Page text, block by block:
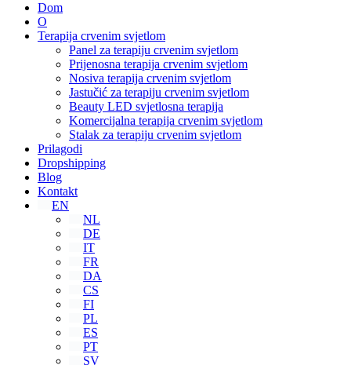
Dom
O
Terapija crvenim svjetlom
Panel za terapiju crvenim svjetlom
Prijenosna terapija crvenim svjetlom
Nosiva terapija crvenim svjetlom
Jastučić za terapiju crvenim svjetlom
Beauty LED svjetlosna terapija
Komercijalna terapija crvenim svjetlom
Stalak za terapiju crvenim svjetlom
Prilagodi
Dropshipping
Blog
Kontakt
EN
NL
DE
IT
FR
DA
CS
FI
PL
ES
PT
SV